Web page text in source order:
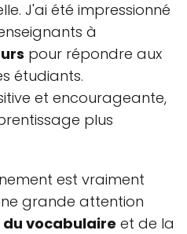
J'ai été impressionné
à
pour répondre aux
étudiants.
et encourageante,
plus
est vraiment
grande attention
vocabulaire et de la